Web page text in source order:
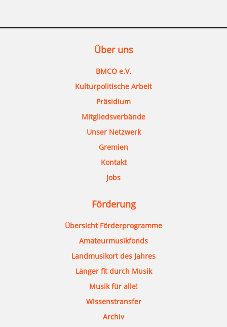
Über uns
BMCO e.V.
Kulturpolitische Arbeit
Präsidium
Mitgliedsverbände
Unser Netzwerk
Gremien
Kontakt
Jobs
Förderung
Übersicht Förderprogramme
Amateurmusikfonds
Landmusikort des Jahres
Länger fit durch Musik
Musik für alle!
Wissenstransfer
Archiv